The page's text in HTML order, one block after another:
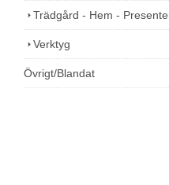
Trädgård - Hem -
Verktyg
Övrigt/Blandat